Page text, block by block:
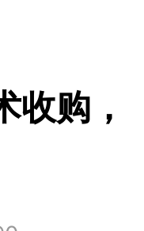
购，